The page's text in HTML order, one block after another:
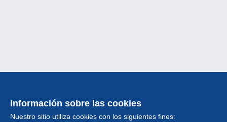
Información sobre las cookies
Nuestro sitio utiliza cookies con los siguientes fines: